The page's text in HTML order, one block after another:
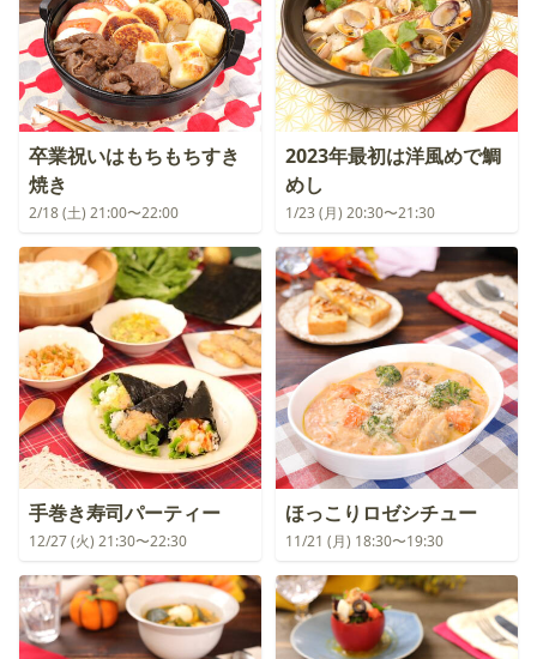
卒業祝いはもちもちすき
焼き
2/18 (土) 21:00〜22:00
2023年最初は洋風めで鯛
めし
1/23 (月) 20:30〜21:30
手巻き寿司パーティー
12/27 (火) 21:30〜22:30
ほっこりロゼシチュー
11/21 (月) 18:30〜19:30